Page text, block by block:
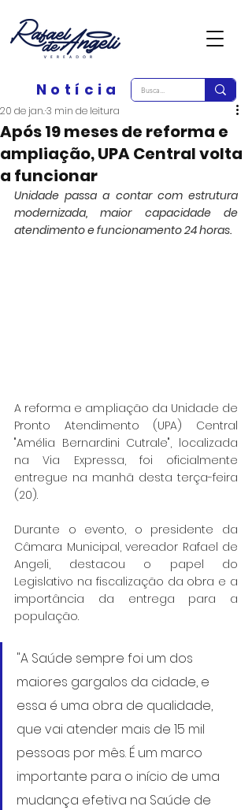
Notícia
Após 19 meses de reforma e
ampliação, UPA Central volta
a funcionar
20 de jan.3 min de leitura
Unidade passa a contar com estrutura
modernizada, maior capacidade de
atendimento e funcionamento 24 horas.
A reforma e ampliação da Unidade de
Pronto Atendimento (UPA) Central
"Amélia Bernardini Cutrale", localizada
na Via Expressa, foi oficialmente
entregue na manhã desta terça-feira
(20).
Durante o evento, o presidente da
Câmara Municipal, vereador Rafael de
Angeli, destacou o papel do
Legislativo na fiscalização da obra e a
importância da entrega para a
população.
"A Saúde sempre foi um dos
maiores gargalos da cidade, e
essa é uma obra de qualidade,
que vai atender mais de 15 mil
pessoas por mês. É um marco
importante para o início de uma
mudança efetiva na Saúde de